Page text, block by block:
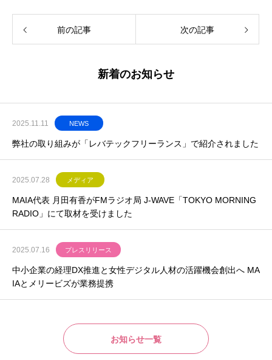
前の記事 次の記事
新着のお知らせ
2025.11.11 NEWS
弊社の取り組みが「レバテックフリーランス」で紹介されました
2025.07.28 メディア
MAIA代表 月田有香がFMラジオ局 J-WAVE「TOKYO MORNING
RADIO」にて取材を受けました
2025.07.16 プレスリリース
中小企業の経理DX推進と女性デジタル人材の活躍機会創出へ MA
IAとメリービズが業務提携
お知らせ一覧